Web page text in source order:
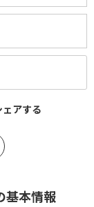
アする
基本情報